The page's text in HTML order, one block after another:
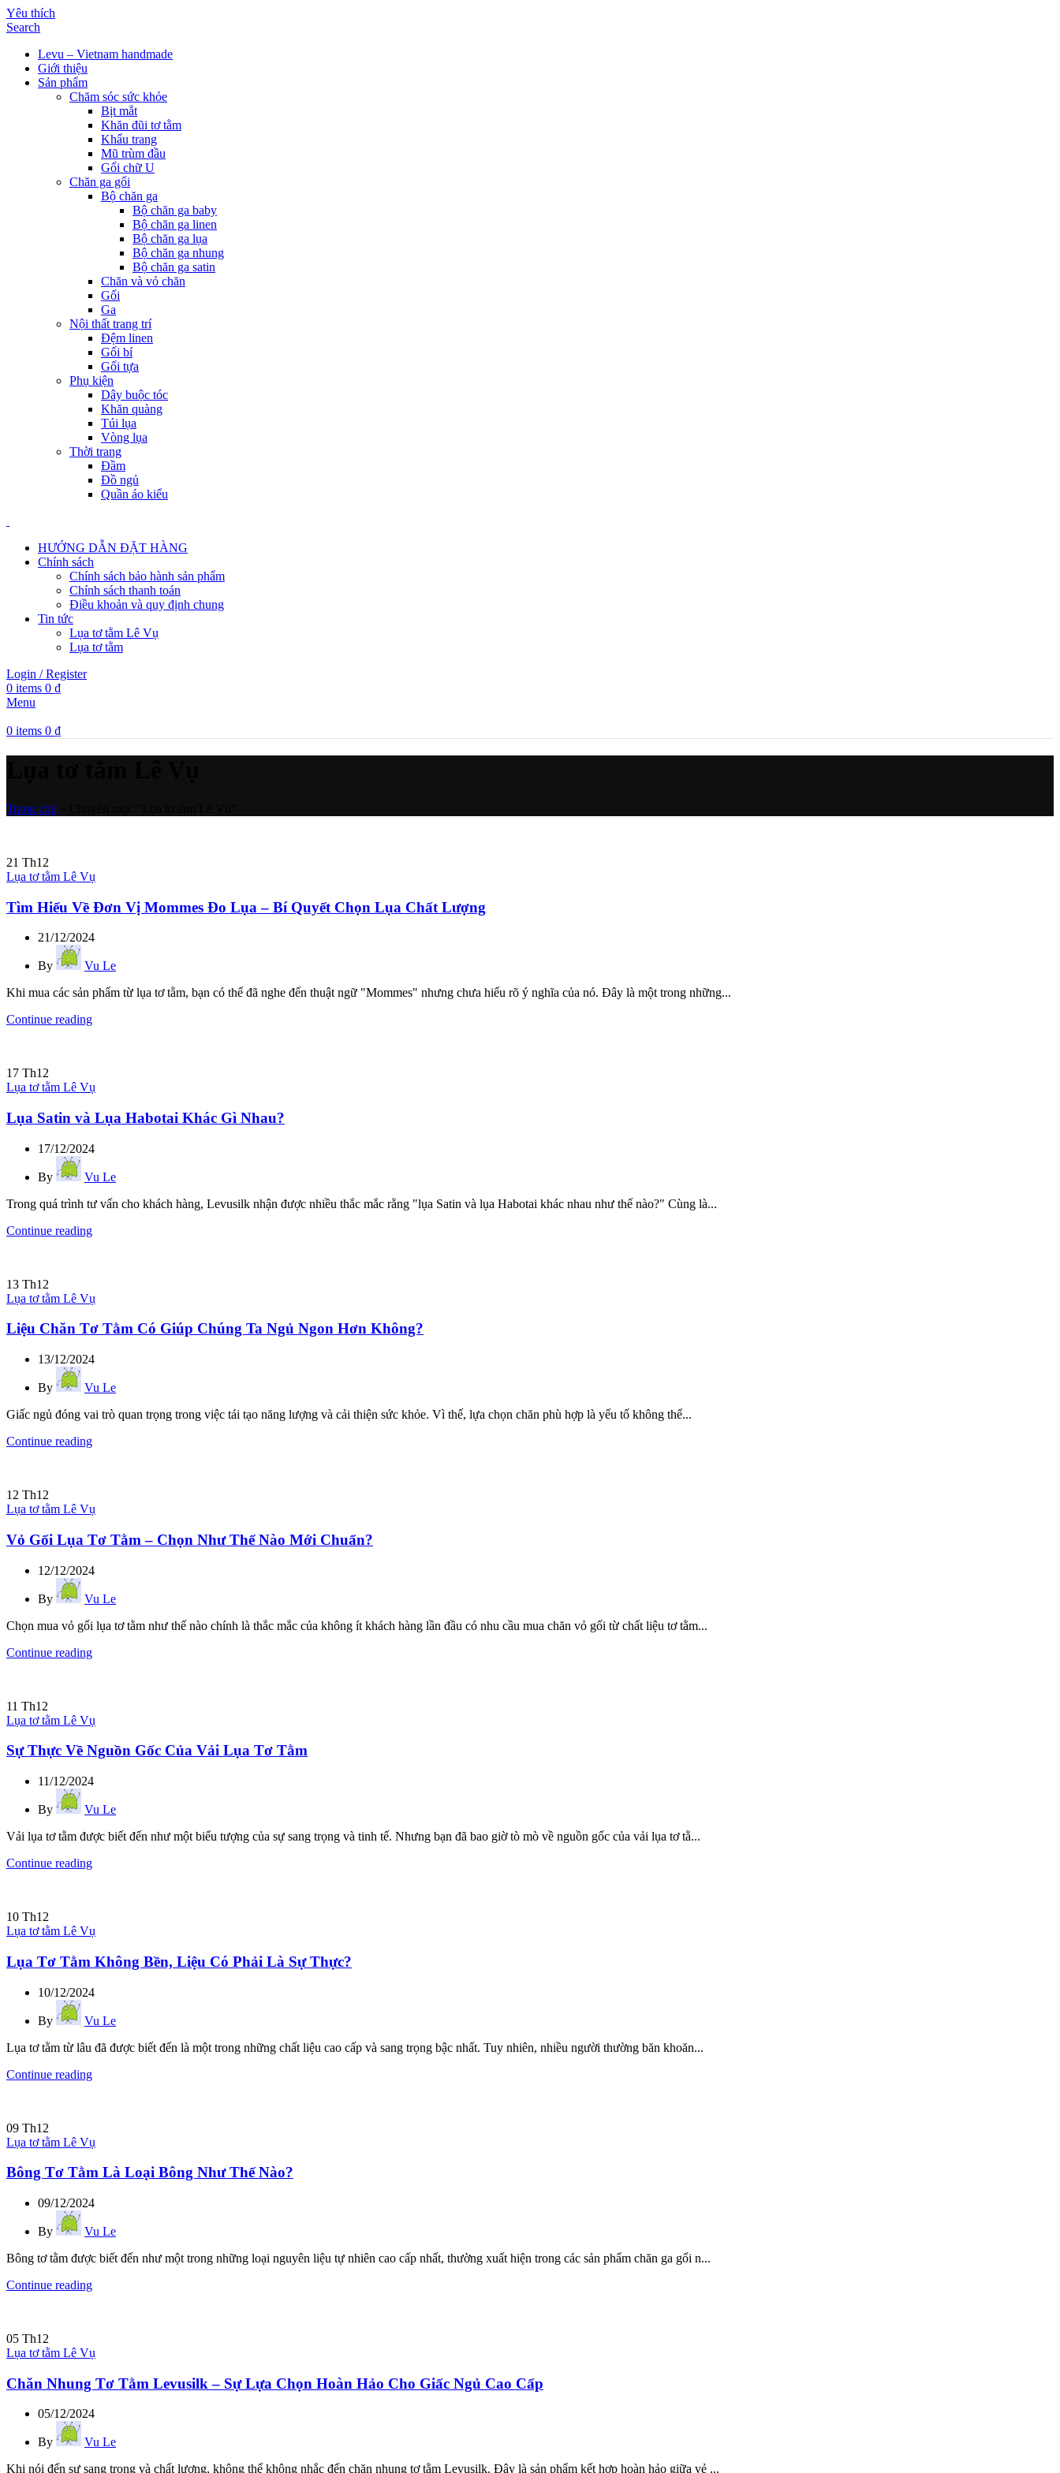
Yêu thích
Search
Levu – Vietnam handmade
Giới thiệu
Sản phẩm
Chăm sóc sức khỏe
Bịt mắt
Khăn đũi tơ tằm
Khẩu trang
Mũ trùm đầu
Gối chữ U
Chăn ga gối
Bộ chăn ga
Bộ chăn ga baby
Bộ chăn ga linen
Bộ chăn ga lụa
Bộ chăn ga nhung
Bộ chăn ga satin
Chăn và vỏ chăn
Gối
Ga
Nội thất trang trí
Đệm linen
Gối bí
Gối tựa
Phụ kiện
Dây buộc tóc
Khăn quàng
Túi lụa
Vòng lụa
Thời trang
Đầm
Đồ ngủ
Quần áo kiểu
HƯỚNG DẪN ĐẶT HÀNG
Chính sách
Chính sách bảo hành sản phẩm
Chính sách thanh toán
Điều khoản và quy định chung
Tin tức
Lụa tơ tằm Lê Vụ
Lụa tơ tằm
Login / Register
0 items 0 ₫
Menu
0 items 0 ₫
Trang chủ
21 Th12
Lụa tơ tằm Lê Vụ
Tìm Hiểu Về Đơn Vị Mommes Đo Lụa – Bí Quyết Chọn Lụa Chất Lượng
21/12/2024
By
Vu Le
Khi mua các sản phẩm từ lụa tơ tằm, bạn có thể đã nghe đến thuật ngữ "Mommes" nhưng chưa hiểu rõ ý nghĩa của nó. Đây là một trong những...
Continue reading
17 Th12
Lụa tơ tằm Lê Vụ
Lụa Satin và Lụa Habotai Khác Gì Nhau?
17/12/2024
By
Vu Le
Trong quá trình tư vấn cho khách hàng, Levusilk nhận được nhiều thắc mắc rằng "lụa Satin và lụa Habotai khác nhau như thế nào?" Cùng là...
Continue reading
13 Th12
Lụa tơ tằm Lê Vụ
Liệu Chăn Tơ Tằm Có Giúp Chúng Ta Ngủ Ngon Hơn Không?
13/12/2024
By
Vu Le
Giấc ngủ đóng vai trò quan trọng trong việc tái tạo năng lượng và cải thiện sức khỏe. Vì thế, lựa chọn chăn phù hợp là yếu tố không thể...
Continue reading
12 Th12
Lụa tơ tằm Lê Vụ
Vỏ Gối Lụa Tơ Tằm – Chọn Như Thế Nào Mới Chuẩn?
12/12/2024
By
Vu Le
Chọn mua vỏ gối lụa tơ tằm như thế nào chính là thắc mắc của không ít khách hàng lần đầu có nhu cầu mua chăn vỏ gối từ chất liệu tơ tằm...
Continue reading
11 Th12
Lụa tơ tằm Lê Vụ
Sự Thực Về Nguồn Gốc Của Vải Lụa Tơ Tằm
11/12/2024
By
Vu Le
Vải lụa tơ tằm được biết đến như một biểu tượng của sự sang trọng và tinh tế. Nhưng bạn đã bao giờ tò mò về nguồn gốc của vải lụa tơ tằ...
Continue reading
10 Th12
Lụa tơ tằm Lê Vụ
Lụa Tơ Tằm Không Bền, Liệu Có Phải Là Sự Thực?
10/12/2024
By
Vu Le
Lụa tơ tằm từ lâu đã được biết đến là một trong những chất liệu cao cấp và sang trọng bậc nhất. Tuy nhiên, nhiều người thường băn khoăn...
Continue reading
09 Th12
Lụa tơ tằm Lê Vụ
Bông Tơ Tằm Là Loại Bông Như Thế Nào?
09/12/2024
By
Vu Le
Bông tơ tằm được biết đến như một trong những loại nguyên liệu tự nhiên cao cấp nhất, thường xuất hiện trong các sản phẩm chăn ga gối n...
Continue reading
05 Th12
Lụa tơ tằm Lê Vụ
Chăn Nhung Tơ Tằm Levusilk – Sự Lựa Chọn Hoàn Hảo Cho Giấc Ngủ Cao Cấp
05/12/2024
By
Vu Le
Khi nói đến sự sang trọng và chất lượng, không thể không nhắc đến chăn nhung tơ tằm Levusilk. Đây là sản phẩm kết hợp hoàn hảo giữa vẻ ...